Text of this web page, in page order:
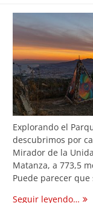
Explorando el
descubrimos por
Mirador de la
Matanza, a 773,5
Puede parecer
Seguir leyendo…